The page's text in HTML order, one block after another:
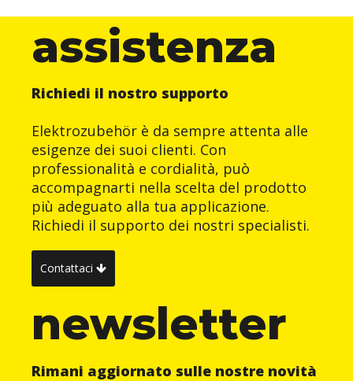
assistenza
Richiedi il nostro supporto
Elektrozubehör è da sempre attenta alle
esigenze dei suoi clienti. Con
professionalità e cordialità, può
accompagnarti nella scelta del prodotto
più adeguato alla tua applicazione.
Richiedi il supporto dei nostri specialisti.
Contattaci
newsletter
Rimani aggiornato sulle nostre novità